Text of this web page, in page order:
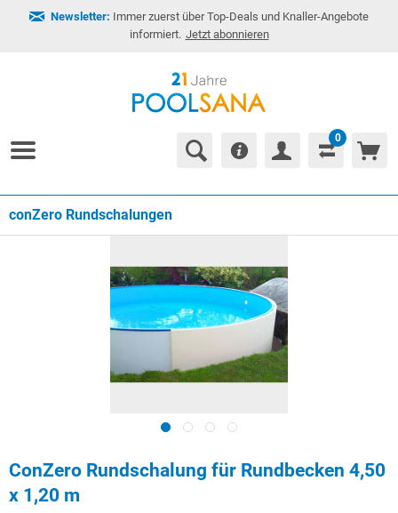
Newsletter: Immer zuerst über Top-Deals und Knaller-Angebote
informiert. Jetzt abonnieren
0
conZero Rundschalungen
ConZero Rundschalung für Rundbecken 4,50
x 1,20 m